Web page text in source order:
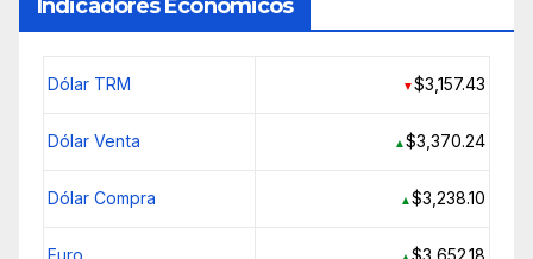
Indicadores Económicos
Dólar TRM ▼$3,157.43
Dólar Venta ▲$3,370.24
Dólar Compra ▲$3,238.10
Euro ▲$3,652.18